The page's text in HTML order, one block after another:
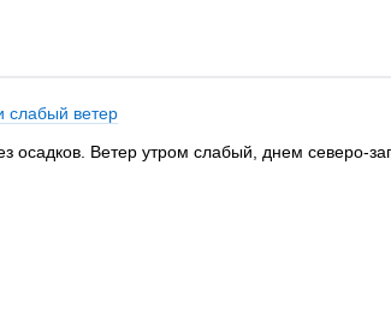
слабый ветер
осадков. Ветер утром слабый, днем